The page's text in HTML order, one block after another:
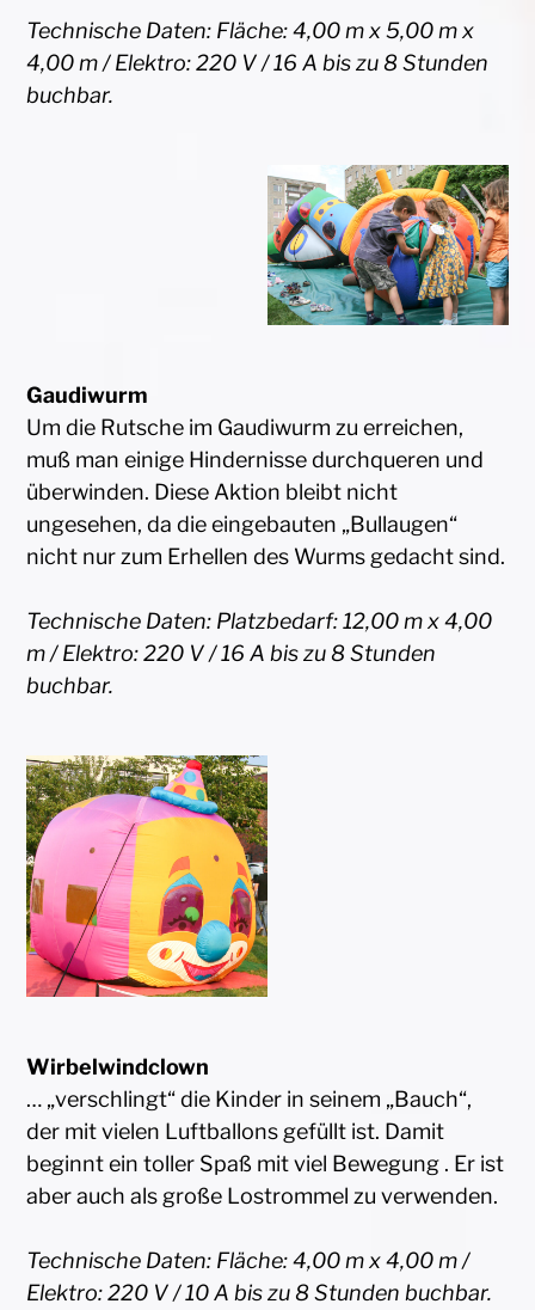
Technische Daten: Fläche: 4,00 m x 5,00 m x
4,00 m / Elektro: 220 V / 16 A bis zu 8 Stunden
buchbar.
Gaudiwurm
Um die Rutsche im Gaudiwurm zu erreichen,
muß man einige Hindernisse durchqueren und
überwinden. Diese Aktion bleibt nicht
ungesehen, da die eingebauten „Bullaugen“
nicht nur zum Erhellen des Wurms gedacht sind.
Technische Daten: Platzbedarf: 12,00 m x 4,00
m / Elektro: 220 V / 16 A bis zu 8 Stunden
buchbar.
Wirbelwindclown
… „verschlingt“ die Kinder in seinem „Bauch“,
der mit vielen Luftballons gefüllt ist. Damit
beginnt ein toller Spaß mit viel Bewegung . Er ist
aber auch als große Lostrommel zu verwenden.
Technische Daten: Fläche: 4,00 m x 4,00 m /
Elektro: 220 V / 10 A bis zu 8 Stunden buchbar.